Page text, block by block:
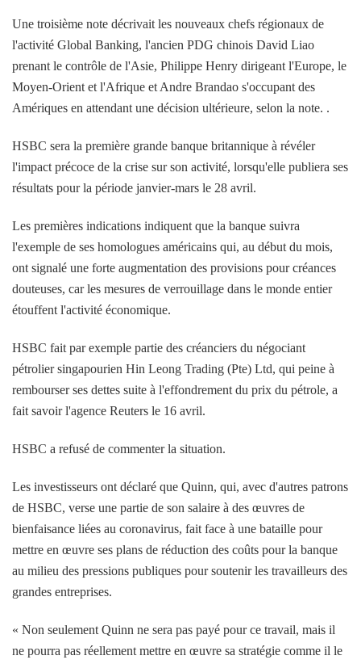
Une troisième note décrivait les nouveaux chefs régionaux de
l'activité Global Banking, l'ancien PDG chinois David Liao
prenant le contrôle de l'Asie, Philippe Henry dirigeant l'Europe, le
Moyen-Orient et l'Afrique et Andre Brandao s'occupant des
Amériques en attendant une décision ultérieure, selon la note. .
HSBC sera la première grande banque britannique à révéler
l'impact précoce de la crise sur son activité, lorsqu'elle publiera ses
résultats pour la période janvier-mars le 28 avril.
Les premières indications indiquent que la banque suivra
l'exemple de ses homologues américains qui, au début du mois,
ont signalé une forte augmentation des provisions pour créances
douteuses, car les mesures de verrouillage dans le monde entier
étouffent l'activité économique.
HSBC fait par exemple partie des créanciers du négociant
pétrolier singapourien Hin Leong Trading (Pte) Ltd, qui peine à
rembourser ses dettes suite à l'effondrement du prix du pétrole, a
fait savoir l'agence Reuters le 16 avril.
HSBC a refusé de commenter la situation.
Les investisseurs ont déclaré que Quinn, qui, avec d'autres patrons
de HSBC, verse une partie de son salaire à des œuvres de
bienfaisance liées au coronavirus, fait face à une bataille pour
mettre en œuvre ses plans de réduction des coûts pour la banque
au milieu des pressions publiques pour soutenir les travailleurs des
grandes entreprises.
« Non seulement Quinn ne sera pas payé pour ce travail, mais il
ne pourra pas réellement mettre en œuvre sa stratégie comme il le